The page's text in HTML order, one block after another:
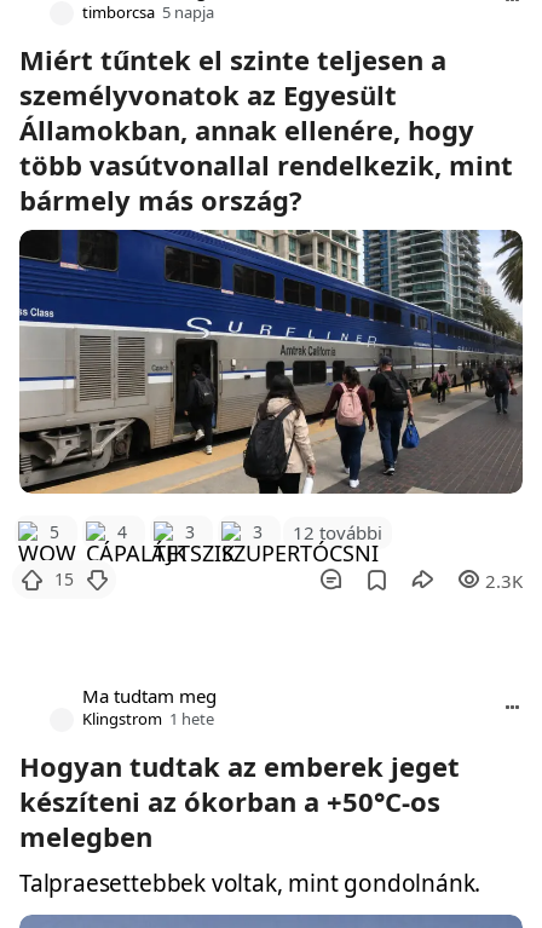
timborcsa 5 napja
Miért tűntek el szinte teljesen a
személyvonatok az Egyesült
Államokban, annak ellenére, hogy
több vasútvonallal rendelkezik, mint
bármely más ország?
5 4 3 3 12 további
15 2.3K
Ma tudtam meg
Klingstrom 1 hete
Hogyan tudtak az emberek jeget
készíteni az ókorban a +50°C-os
melegben
Talpraesettebbek voltak, mint gondolnánk.